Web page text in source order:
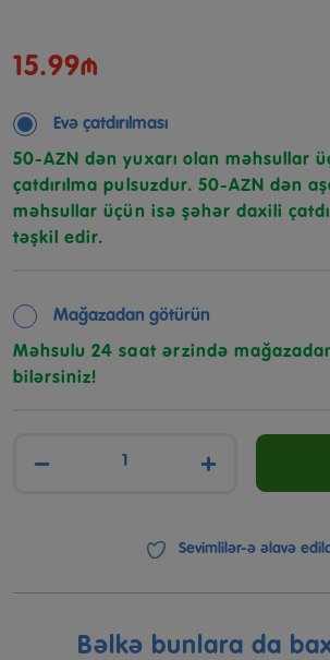
15.99₼
Evə çatdırılması
50-AZN dən yuxarı olan məhsullar
çatdırılma pulsuzdur. 50-AZN dən
məhsullar üçün isə şəhər daxili
təşkil edir.
Mağazadan götürün
Məhsulu 24 saat ərzində
bilərsiniz!
− +
Sevimlilər-ə əlavə
Bəlkə bunlara da